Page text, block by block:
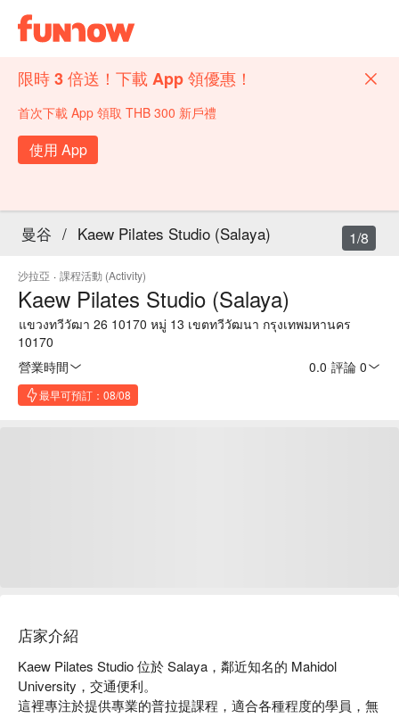
限時 3 倍送！下載 App 領優惠！
首次下載 App 領取 THB 300 新戶禮
使用 App
曼谷 / Kaew Pilates Studio (Salaya)
沙拉亞 · 課程活動 (Activity)
Kaew Pilates Studio (Salaya)
แขวงทวีวัฒา 26 10170 หมู่ 13 เขตทวีวัฒนา กรุงเทพมหานคร
10170
營業時間
0.0 評論 0
最早可預訂：08/08
1/8
店家介紹
Kaew Pilates Studio 位於 Salaya，鄰近知名的 Mahidol
University，交通便利。
這裡專注於提供專業的普拉提課程，適合各種程度的學員，無